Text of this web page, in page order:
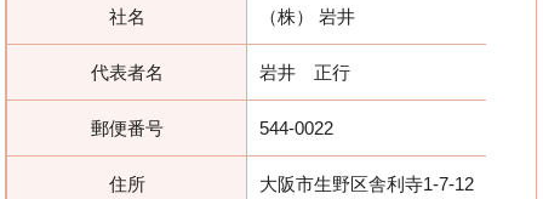
社名 （株） 岩井
代表者名 岩井 正行
郵便番号 544-0022
住所 大阪市生野区舎利寺1-7-12